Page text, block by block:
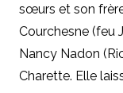
sœurs et son
Courchesne (feu
Nancy Nadon
Charette. Elle